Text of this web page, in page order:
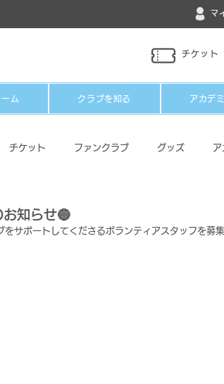
マ
チケット
ム クラブを知る アカデ
チケット ファンクラブ グッズ ア
知らせ🔵
サポートしてくださるボランティアスタッフを募集